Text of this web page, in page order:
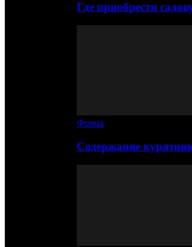
Где приобрести
Ферма
Содержание